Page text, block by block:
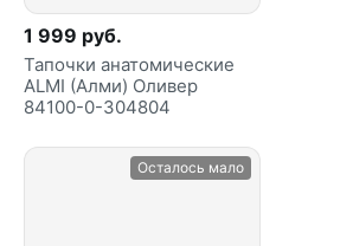
1 999 руб.
Тапочки анатомические
ALMI (Алми) Оливер
84100-0-304804
Осталось мало